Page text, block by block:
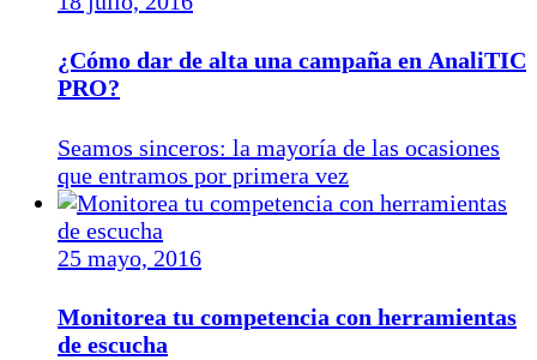
¿Cómo dar de alta una campaña en AnaliTIC
PRO?
Seamos sinceros: la mayoría de las ocasiones
que entramos por primera vez
25 mayo, 2016
Monitorea tu competencia con herramientas
de escucha